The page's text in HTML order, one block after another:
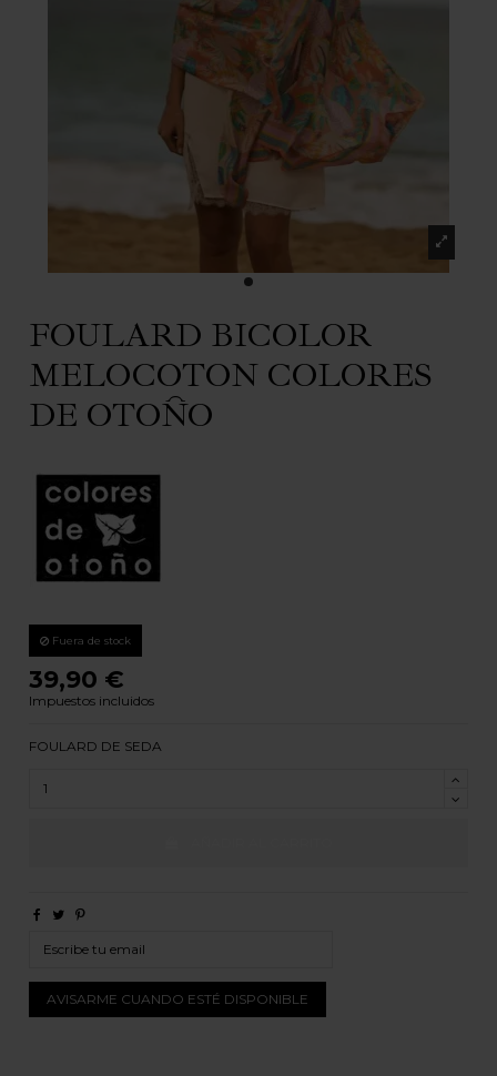
FOULARD BICOLOR
MELOCOTON COLORES
DE OTOÑO
Fuera de stock
39,90 €
Impuestos incluidos
FOULARD DE SEDA